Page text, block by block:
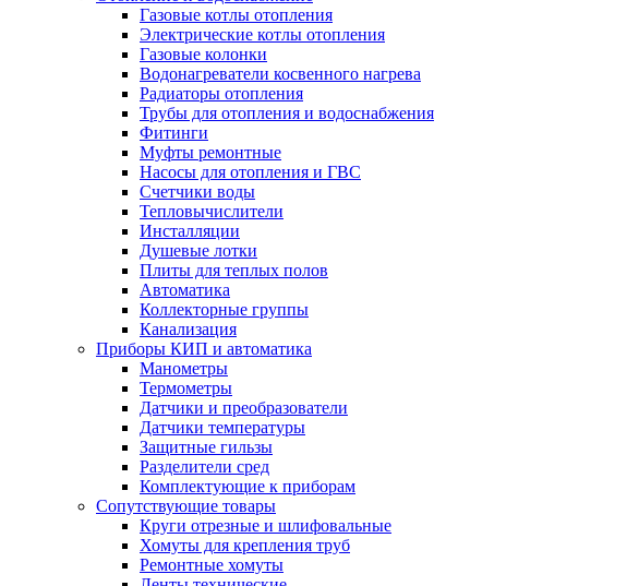
Газовые котлы отопления
Электрические котлы отопления
Газовые колонки
Водонагреватели косвенного нагрева
Радиаторы отопления
Трубы для отопления и водоснабжения
Фитинги
Муфты ремонтные
Насосы для отопления и ГВС
Счетчики воды
Тепловычислители
Инсталляции
Душевые лотки
Плиты для теплых полов
Автоматика
Коллекторные группы
Канализация
Приборы КИП и автоматика
Манометры
Термометры
Датчики и преобразователи
Датчики температуры
Защитные гильзы
Разделители сред
Комплектующие к приборам
Сопутствующие товары
Круги отрезные и шлифовальные
Хомуты для крепления труб
Ремонтные хомуты